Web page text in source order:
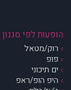
הופעות לפי סגנון
רוק/מטאל
פופ
ים תיכוני
היפ הופ/ראפ